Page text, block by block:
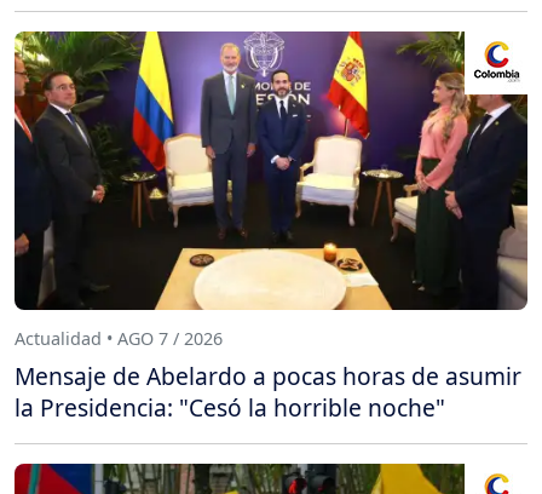
Actualidad • AGO 7 / 2026
Mensaje de Abelardo a pocas horas de asumir
la Presidencia: "Cesó la horrible noche"